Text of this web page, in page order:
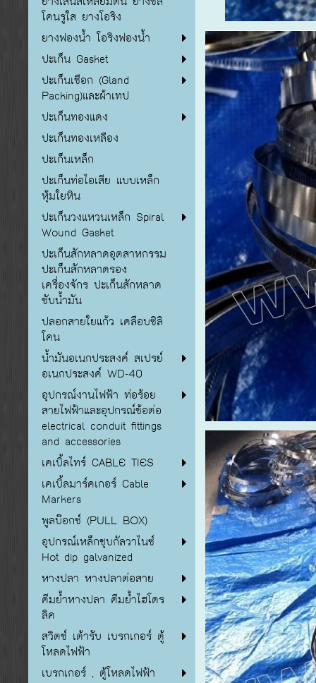
โคนรูใส ยางโอริง
ยางฟองน้ำ โอริงฟองน้ำ
ปะเก็น Gasket
ปะเก็นเชือก (Gland
Packing)และผ้าเทป
ปะเก็นทองแดง
ปะเก็นทองเหลือง
ปะเก็นเหล็ก
ปะเก็นท่อไอเสีย แบบเหล็ก
หุ้มใยหิน
ปะเก็นวงแหวนเหล็ก Spiral
Wound Gasket
ปะเก็นสักหลาดอุตสาหกรรม
ปะเก็นสักหลาดรอง
เครื่องจักร ปะเก็นสักหลาด
ซับน้ำมัน
ปลอกสายใยแก้ว เคลือบซิลิ
โคน
น้ำมันอเนกประสงค์ สเปรย์
อเนกประสงค์ WD-40
อุปกรณ์งานไฟฟ้า ท่อร้อย
สายไฟฟ้าและอุปกรณ์ข้อต่อ
electrical conduit fittings
and accessories
เคเบิ้ลไทร์ CABLE TIES
เคเบิ้ลมาร์คเกอร์ Cable
Markers
พูลบ๊อกซ์ (PULL BOX)
อุปกรณ์เหล็กชุบกัลวาไนซ์
Hot dip galvanized
หางปลา หางปลาต่อสาย
คีมย้ำหางปลา คีมย้ำไฮโดร
ลิค
สวิตซ์ เต้ารับ เบรกเกอร์ ตู้
โหลดไฟฟ้า
เบรกเกอร์ , ตู้โหลดไฟฟ้า